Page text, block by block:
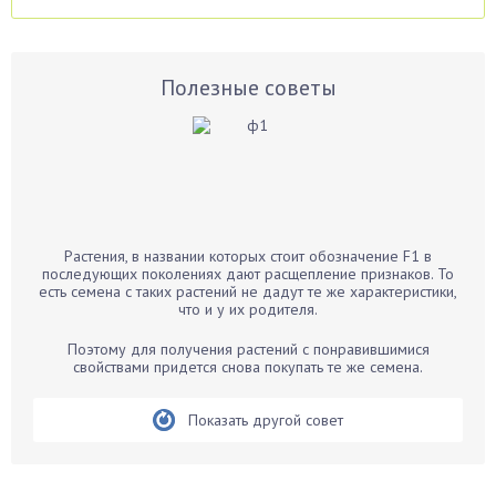
Аспарагус
Бархатцы
Бегония
Бирючина
Полезные советы
Растения, в названии которых стоит обозначение F1 в
последующих поколениях дают расщепление признаков. То
есть семена с таких растений не дадут те же характеристики,
что и у их родителя.
Поэтому для получения растений с понравившимися
свойствами придется снова покупать те же семена.
Показать другой совет